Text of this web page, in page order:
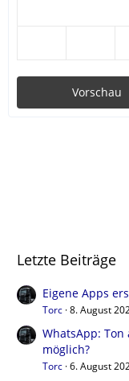
Vorschau
Letzte Beiträge
Eigene Apps
Torc 8. August
WhatsApp:
möglich?
Torc 6. August